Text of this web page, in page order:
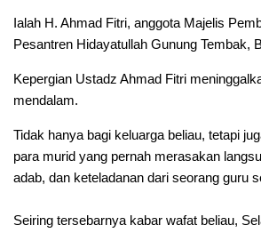
Ialah H. Ahmad Fitri, anggota Majelis
Pesantren Hidayatullah Gunung Tembak,
Kepergian Ustadz Ahmad Fitri
mendalam.
Tidak hanya bagi keluarga beliau, tetapi
para murid yang pernah merasakan
adab, dan keteladanan dari seorang guru
‎Seiring tersebarnya kabar wafat beliau,